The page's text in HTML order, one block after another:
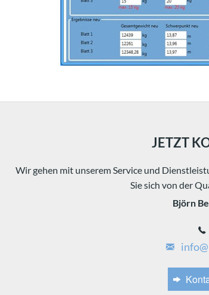
JETZT
Wir gehen mit unserem Service und
Sie sich von der
Björn